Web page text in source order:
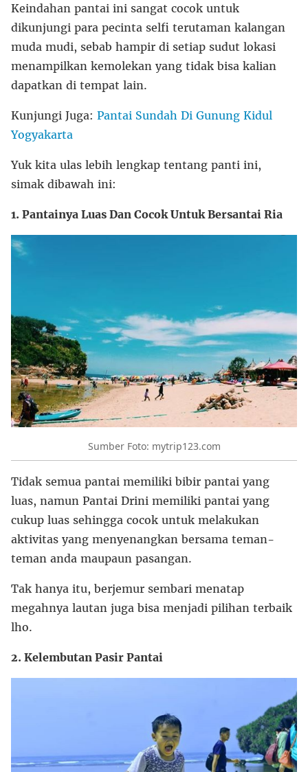
Keindahan pantai ini sangat cocok untuk
dikunjungi para pecinta selfi terutaman kalangan
muda mudi, sebab hampir di setiap sudut lokasi
menampilkan kemolekan yang tidak bisa kalian
dapatkan di tempat lain.
Kunjungi Juga: Pantai Sundah Di Gunung Kidul
Yogyakarta
Yuk kita ulas lebih lengkap tentang panti ini,
simak dibawah ini:
1. Pantainya Luas Dan Cocok Untuk Bersantai Ria
Sumber Foto: mytrip123.com
Tidak semua pantai memiliki bibir pantai yang
luas, namun Pantai Drini memiliki pantai yang
cukup luas sehingga cocok untuk melakukan
aktivitas yang menyenangkan bersama teman-
teman anda maupaun pasangan.
Tak hanya itu, berjemur sembari menatap
megahnya lautan juga bisa menjadi pilihan terbaik
lho.
2. Kelembutan Pasir Pantai